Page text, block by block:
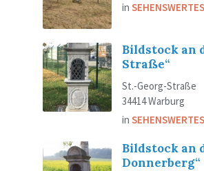
in SEHENSWERTES
Bildstock an
Straße“
St.-Georg-Straße
34414 Warburg
in SEHENSWERTES
Bildstock an
Donnerberg“